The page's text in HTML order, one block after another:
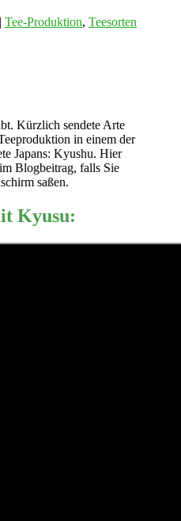
| Tee-Produktion, Teesorten
Kürzlich sendete Arte
in einem der
Japans: Kyushu. Hier
Blogbeitrag, falls Sie
saßen.
Kyusu: